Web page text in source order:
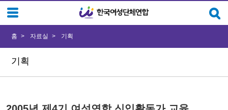
기획
홈 자료실 기획